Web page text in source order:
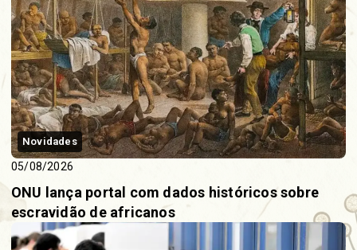
Novidades
05/08/2026
ONU lança portal com dados históricos sobre
escravidão de africanos